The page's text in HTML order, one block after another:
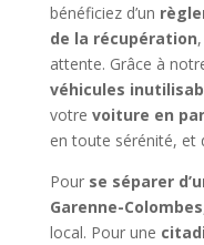
bénéficiez d’un
de la récupération
attente. Grâce à
véhicules
votre voiture en
en toute sérénité, et
Pour se séparer
Garenne-Colombes
local. Pour une